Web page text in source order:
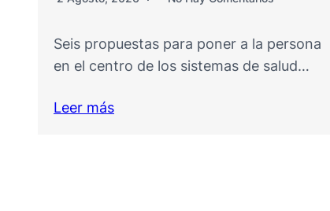
del latín, haciendo referencia al manto que
Leer más